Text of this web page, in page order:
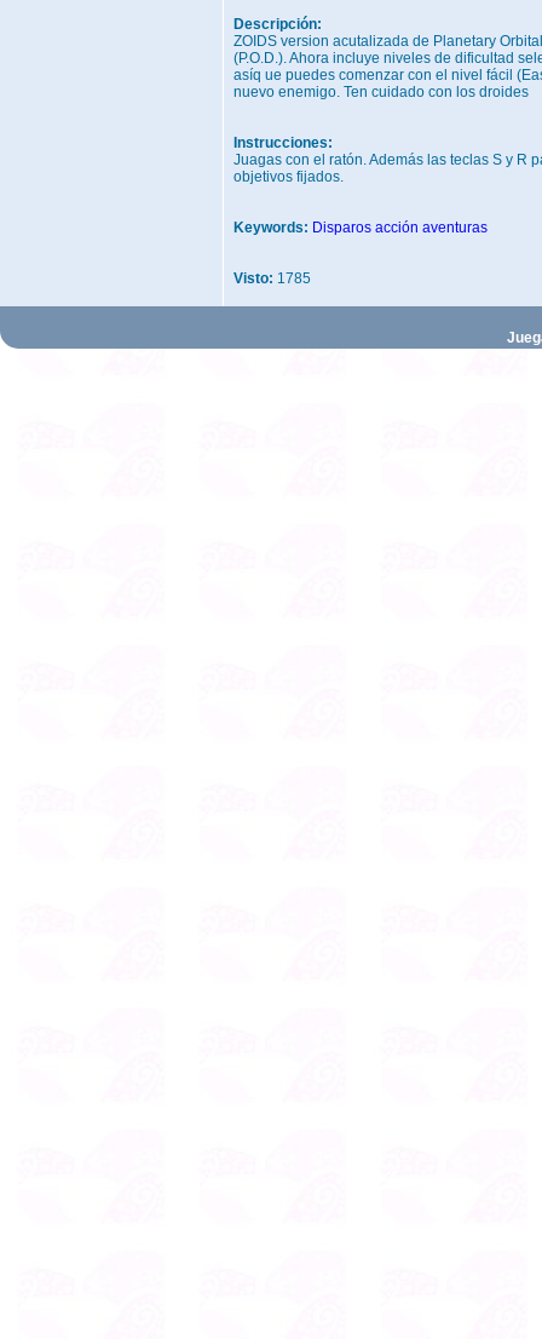
Descripción:
ZOIDS version acutalizada de Planetary
(P.O.D.). Ahora incluye niveles de dificultad
asíq ue puedes comenzar con el nivel fácil
nuevo enemigo. Ten cuidado con los droides
Instrucciones:
Juagas con el ratón. Además las teclas S y R
objetivos fijados.
Keywords: Disparos acción aventuras
Visto: 1785